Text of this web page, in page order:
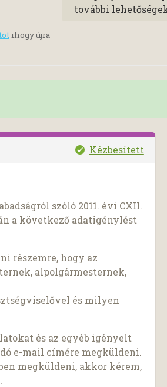
ihogy újra
további
Kézbesített
szóló 2011. évi CXII.
a következő adatigénylést
részemre, hogy az
alpolgármesternek,
és milyen
és az egyéb igényelt
e-mail címére megküldeni.
megküldeni, akkor kérem,